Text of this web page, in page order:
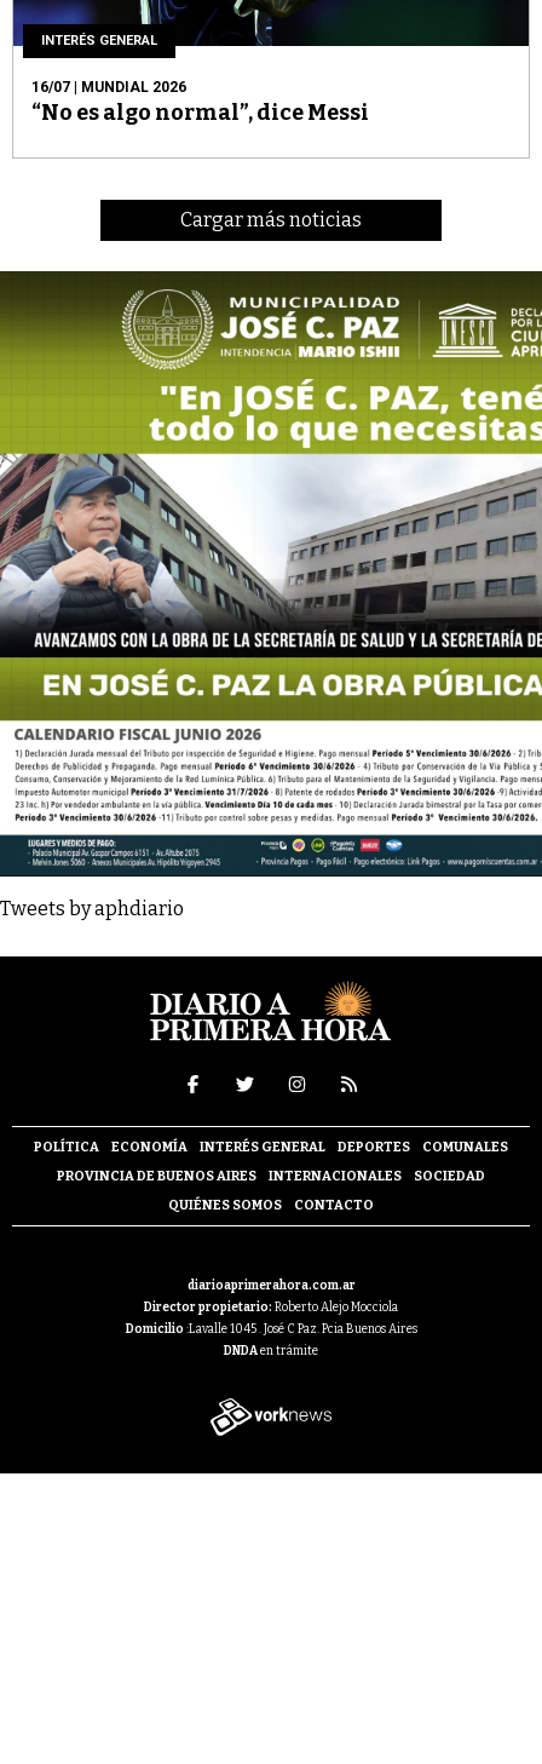
INTERÉS GENERAL
16/07 | MUNDIAL 2026
“No es algo normal”, dice Messi
Cargar más noticias
Tweets by aphdiario
POLÍTICA ECONOMÍA INTERÉS GENERAL DEPORTES
COMUNALES
PROVINCIA DE BUENOS AIRES
INTERNACIONALES
SOCIEDAD
QUIÉNES SOMOS
CONTACTO
diarioaprimerahora.com.ar
Director propietario: Roberto Alejo Mocciola
Domicilio :Lavalle 1045 . José C Paz. Pcia Buenos Aires
DNDAen trámite